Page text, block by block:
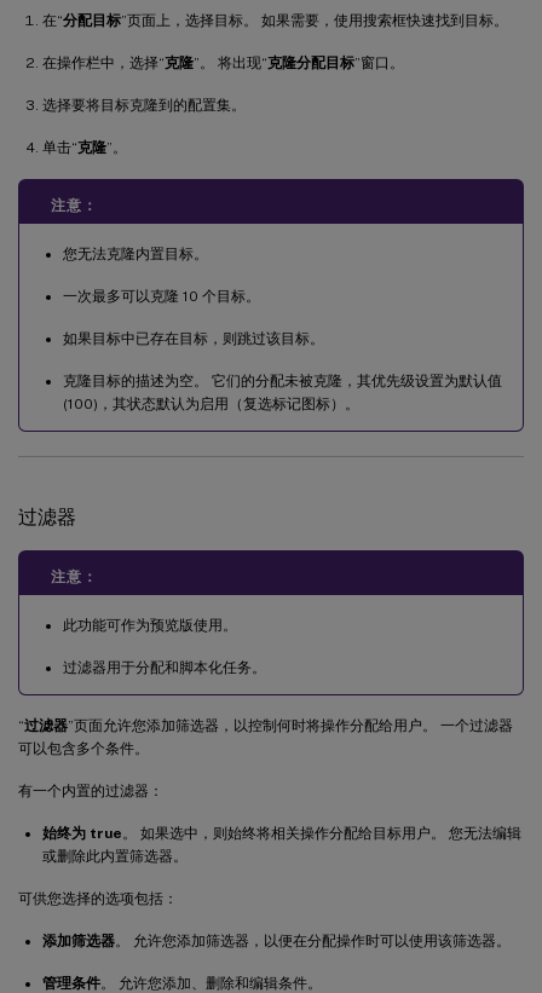
在“分配目标”页面上，选择目标。 如果需要，使用搜索框快速找到目标。
在操作栏中，选择“克隆”。 将出现“克隆分配目标”窗口。
选择要将目标克隆到的配置集。
单击“克隆”。
注意：
您无法克隆内置目标。
一次最多可以克隆 10 个目标。
如果目标中已存在目标，则跳过该目标。
克隆目标的描述为空。 它们的分配未被克隆，其优先级设置为默认值
(100)，其状态默认为启用（复选标记图标）。
过滤器
注意：
此功能可作为预览版使用。
过滤器用于分配和脚本化任务。
“过滤器”页面允许您添加筛选器，以控制何时将操作分配给用户。 一个过滤器
可以包含多个条件。
有一个内置的过滤器：
始终为 true 。 如果选中，则始终将相关操作分配给目标用户。 您无法编辑
或删除此内置筛选器。
可供您选择的选项包括：
添加筛选器。 允许您添加筛选器，以便在分配操作时可以使用该筛选器。
管理条件。 允许您添加、删除和编辑条件。